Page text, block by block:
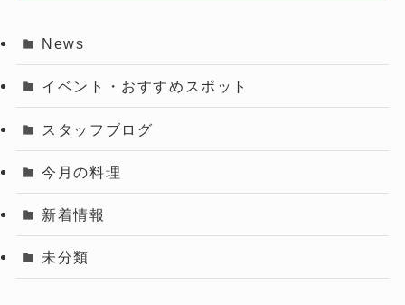
News
イベント・おすすめスポット
スタッフブログ
今月の料理
新着情報
未分類